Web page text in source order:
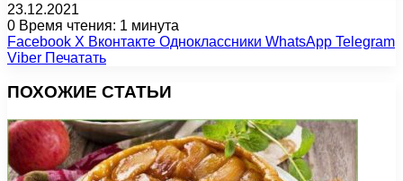
23.12.2021
0 Время чтения: 1 минута
Facebook X Вконтакте Одноклассники WhatsApp Telegram
Viber Печатать
ПОХОЖИЕ СТАТЬИ